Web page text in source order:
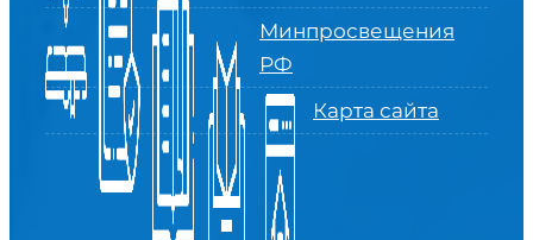
Минпросвещения
РФ
Карта сайта